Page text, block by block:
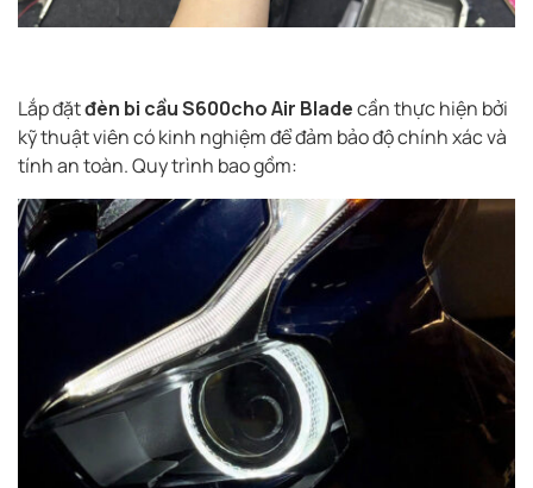
Lắp đặtđèn bi cầu S600cho Air Bladecần thực hiện bởi
kỹ thuật viên có kinh nghiệm để đảm bảo độ chính xác và
tính an toàn. Quy trình bao gồm: